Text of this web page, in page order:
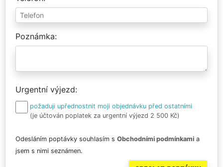
Poznámka
Urgentní výjezd
požaduji upřednostnit moji objednávku před ostatními
(je účtován poplatek za urgentní výjezd 2 500 Kč)
Odesláním poptávky souhlasím s Obchodními podmínkami a
jsem s nimi seznámen.